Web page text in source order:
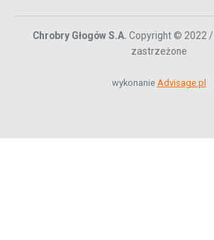
Chrobry Głogów S.A. Copyright © 2022
zastrzeżone
wykonanie Advisage.pl